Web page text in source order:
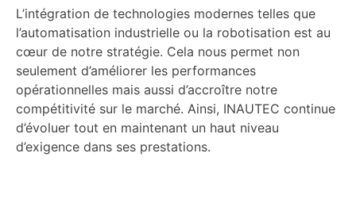
L’intégration de technologies modernes telles que
l’automatisation industrielle ou la robotisation est au
cœur de notre stratégie. Cela nous permet non
seulement d’améliorer les performances
opérationnelles mais aussi d’accroître notre
compétitivité sur le marché. Ainsi, INAUTEC continue
d’évoluer tout en maintenant un haut niveau
d’exigence dans ses prestations.